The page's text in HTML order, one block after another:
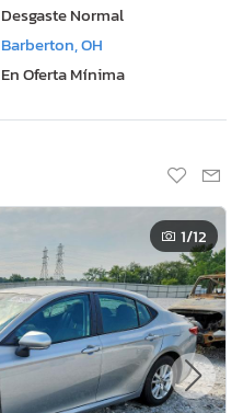
Desgaste Normal
Barberton, OH
En Oferta Mínima
1/12